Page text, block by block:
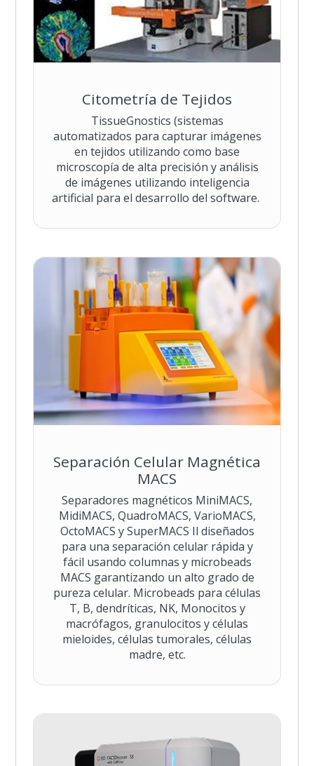
Citometría de Tejidos
TissueGnostics (sistemas
automatizados para capturar imágenes
en tejidos utilizando como base
microscopía de alta precisión y análisis
de imágenes utilizando inteligencia
artificial para el desarrollo del software.
Separación Celular Magnética
MACS
Separadores magnéticos MiniMACS,
MidiMACS, QuadroMACS, VarioMACS,
OctoMACS y SuperMACS Il diseñados
para una separación celular rápida y
fácil usando columnas y microbeads
MACS garantizando un alto grado de
pureza celular. Microbeads para células
T, B, dendríticas, NK, Monocitos y
macrófagos, granulocitos y células
mieloides, células tumorales, células
madre, etc.